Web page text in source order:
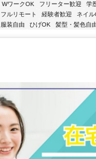
WワークOK フリーター歓迎 学
フルリモート 経験者歓迎 ネイル
服装自由 ひげOK 髪型・髪色自